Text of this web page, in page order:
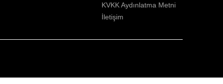
KVKK Aydınlatma Metni
İletişim